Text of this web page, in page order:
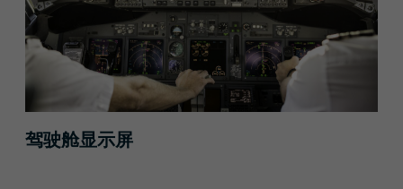
驾驶舱显示屏